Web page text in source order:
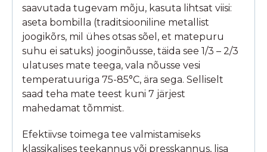
saavutada tugevam mõju, kasuta lihtsat viisi:
aseta bombilla (traditsiooniline metallist
joogikõrs, mil ühes otsas sõel, et matepuru
suhu ei satuks) jooginõusse, täida see 1/3 – 2/3
ulatuses mate teega, vala nõusse vesi
temperatuuriga 75-85°C, ära sega. Selliselt
saad teha mate teest kuni 7 järjest
mahedamat tõmmist.
Efektiivse toimega tee valmistamiseks
klassikalises teekannus või presskannus, lisa